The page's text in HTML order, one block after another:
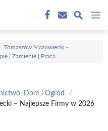
Tomaszów Mazowiecki -
| Zamienię | Praca
Dom i Ogród
/
– Najlepsze Firmy w 2026